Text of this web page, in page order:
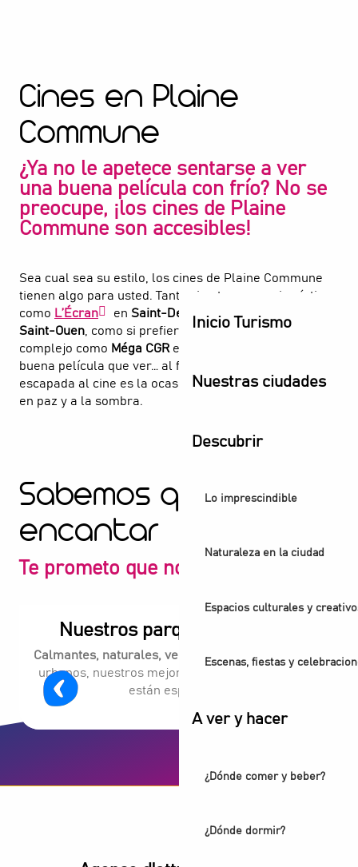
Inicio Turismo
Nuestras ciudades
Descubrir
Lo imprescindible
Naturaleza en la ciudad
Espacios culturales y
Escenas, fiestas y
A ver y hacer
¿Dónde comer y beber?
¿Dónde dormir?
Cines en Plaine
Commune
¿Ya no le apetece sentarse a ver
una buena película con frío? No se
preocupe, ¡los cines de Plaine
Commune son accesibles!
Sea cual sea su estilo, los cines de Plaine Commune
tienen algo para usted. Tanto si opta por un cine íntimo
como L’Écran en Saint-Denis o Espace 1789
Saint-Ouen , como si prefiere la comodidad de un gran
complejo como Méga CGR en
buena película que ver… al fresco del día. Una
escapada al cine es la ocasión perfecta para evadirse,
en paz y a la sombra.
Sabemos que te va a
encantar
Te prometo que no te decepcionará
Nuestros parques y jardines
Calmantes, naturales, verdes.Lejos de los tópicos
urbanos, nuestros mejores parques y jardines le
están esperando.